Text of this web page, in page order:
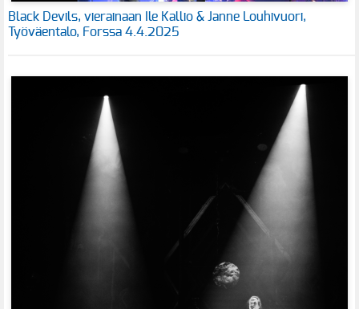
Black Devils, vierainaan Ile Kallio & Janne Louhivuori,
Työväentalo, Forssa 4.4.2025